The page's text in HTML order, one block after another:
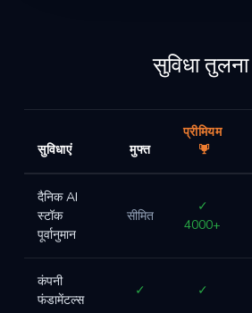
सुविधा तुलना
सुविधाएं मुफ्त
प्रीमियम
दैनिक AI
स्टॉक
पूर्वानुमान
सीमित
✓
4000+
कंपनी
फंडामेंटल्स
✓ ✓